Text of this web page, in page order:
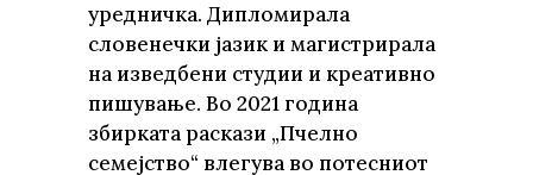
уредничка. Дипломирала
словенечки јазик и магистрирала
на изведбени студии и креативно
пишување. Во 2021 година
збирката раскази „Пчелно
семејство“ влегува во потесниот